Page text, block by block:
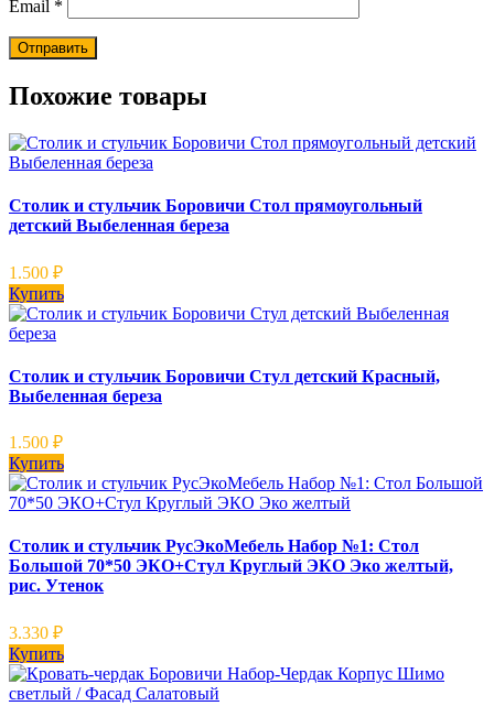
Email *
Похожие товары
Столик и стульчик Боровичи Стол прямоугольный
детский Выбеленная береза
1.500 ₽
Купить
Столик и стульчик Боровичи Стул детский Красный,
Выбеленная береза
1.500 ₽
Купить
Столик и стульчик РусЭкоМебель Набор №1: Стол
Большой 70*50 ЭКО+Стул Круглый ЭКО Эко желтый,
рис. Утенок
3.330 ₽
Купить